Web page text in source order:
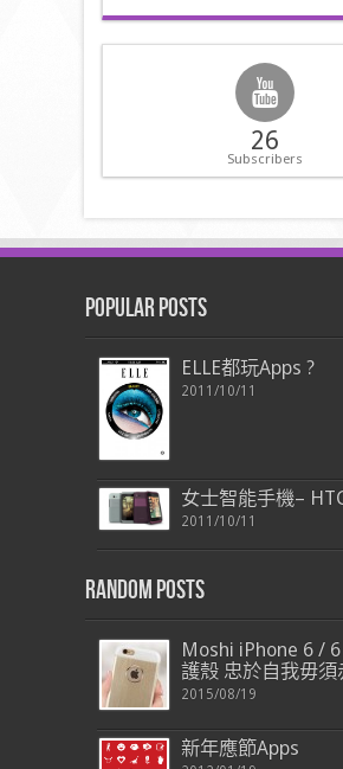
26
Subscribers
Popular Posts
ELLE都玩Apps ?
2011/10/11
女士智能手機–
2011/10/11
Random Posts
Moshi iPhone 6 /
護殼 忠於自我毋須
2015/08/19
新年應節Apps